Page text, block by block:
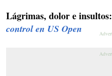
Lágrimas, dolor e insultos:
control en US Open